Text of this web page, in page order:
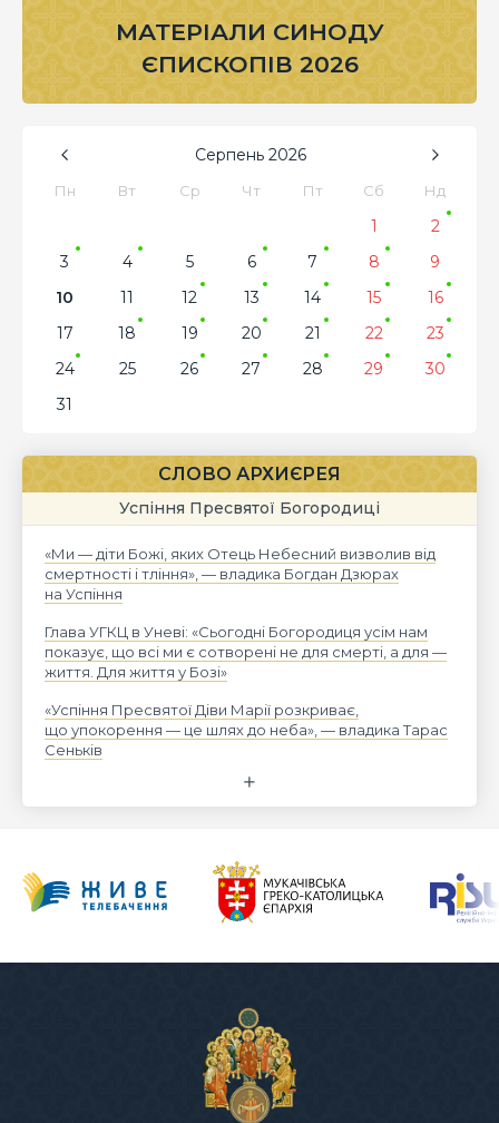
МАТЕРІАЛИ СИНОДУ
ЄПИСКОПІВ 2026
Серпень 2026
Пн Вт Ср Чт Пт Сб Нд
1
2
3
4 5 6 7 8
9
10
11 12 13 14 15
16
17
18 19 20 21 22
23
24
25 26 27 28 29
30
31
СЛОВО АРХИЄРЕЯ
Успіння Пресвятої Богородиці
«Ми — діти Божі, яких Отець Небесний визволив від
смертності і тління», — владика Богдан Дзюрах
на Успіння
Глава УГКЦ в Уневі: «Сьогодні Богородиця усім нам
показує, що всі ми є сотворені не для смерті, а для —
життя. Для життя у Бозі»
«Успіння Пресвятої Діви Марії розкриває,
що упокорення — це шлях до неба», — владика Тарас
Сеньків